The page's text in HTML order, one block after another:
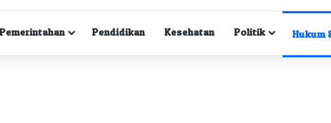
Pemerintahan Pendidikan Kesehatan Politik Hukum